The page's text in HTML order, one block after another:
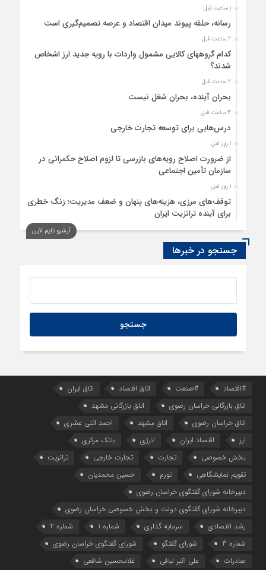
1 ساعت قبل
رسانه، حلقه پیوند میدان اقتصاد و عرصه تصمیم‌گیری است
2 ساعت قبل
کدام گروههای کالایی مشمول واردات با رویه جدید ارز اشخاص
شدند؟
2 ساعت قبل
بحران آینده، بحران شغل نیست
3 ساعت قبل
درس‌هایی برای توسعه تجارت خارجی
1 روز قبل
از ضرورت اصلاح رویه‌های بازرسی تا لزوم اصلاح حکمرانی در
سازمان تأمین اجتماعی
1 روز قبل
توقف‌های مرزی، هزینه‌های پنهان و ضعف مدیریت؛ زنگ خطری
برای آینده ترانزیت ایران
1 روز قبل
لزوم تسریع توسعه زیرساخت‌های آبی و حمایت از پروژه‌های
عمرانی در شرایط بحرانی
2 روز قبل
فهرست کالاهای مشمول بازگشت ارز صادراتی از طریق سامانه ارزی
آرشیو تایم لاین
جستجو در خبرها
#اقتصاد #صنعت اتاق اقتصاد
اتاق ایران
اتاق بازرگانی خراسان رضوی
اتاق بازرگانی مشهد
اتاق خراسان رضوی
اتاق مشهد
احمد اثنی عشری
ارز
اقتصاد ایران انرژی
بانک مرکزی
بخش خصوصی
تجارت تجارت خارجی
ترانزیت
تقویم نمایشگاهی
تورم
حسین محمدیان
دبیرخانه شورای گفتگوی خراسان رضوی
دبیرخانه شورای گفتگوی دولت و بخش خصوصی خراسان رضوی
رشد اقتصادی
سرمایه گذاری شماره 1
شماره 2
شماره 3
شورای گفتگو
شورای گفتگوی خراسان رضوی
صادرات
علی اکبر لبافی غلامحسین شافعی